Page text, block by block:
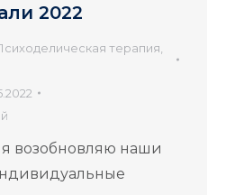
2022
терапия
возобновляю наши